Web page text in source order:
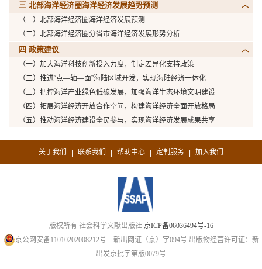
三 北部海洋经济圈海洋经济发展趋势预测
（一）北部海洋经济圈海洋经济发展预测
（二）北部海洋经济圈分省市海洋经济发展形势分析
四 政策建议
（一）加大海洋科技创新投入力度，制定差异化支持政策
（二）推进“点—轴—面”海陆区域开发，实现海陆经济一体化
（三）把控海洋产业绿色低碳发展，加强海洋生态环境文明建设
（四）拓展海洋经济开放合作空间，构建海洋经济全面开放格局
（五）推动海洋经济建设全民参与，实现海洋经济发展成果共享
关于我们 | 联系我们 | 帮助中心 | 定制服务 | 加入我们
版权所有 社会科学文献出版社 京ICP备06036494号-16
京公网安备11010202008212号 新出网证（京）字094号 出版物经营许可证：新
出发京批字第版0079号